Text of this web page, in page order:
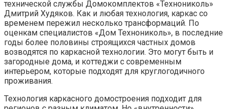
технической службы Домокомплектов «Технониколь»
Дмитрий Худяков. Как и любая технология, каркас со
временем пережил несколько трансформаций. По
оценкам специалистов «Дом Технониколь», в последние
годы более половины строящихся частных домов
возводятся по каркасной технологии. Это могут быть и
загородные дома, и коттеджи с современным
интерьером, которые подходят для круглогодичного
проживания.
Технология каркасного домостроения подходит для